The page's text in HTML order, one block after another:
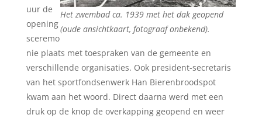
Het zwembad ca. 1939 met het dak geopend
(oude ansichtkaart, fotograaf onbekend).
uur de
opening
sceremo
nie plaats met toespraken van de gemeente en
verschillende organisaties. Ook president-secretaris
van het sportfondsenwerk Han Bierenbroodspot
kwam aan het woord. Direct daarna werd met een
druk op de knop de overkapping geopend en weer